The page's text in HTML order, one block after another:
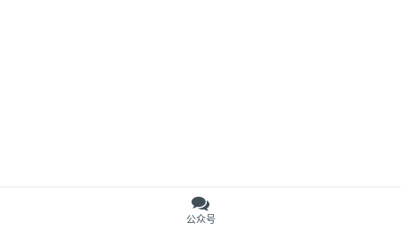
公众号